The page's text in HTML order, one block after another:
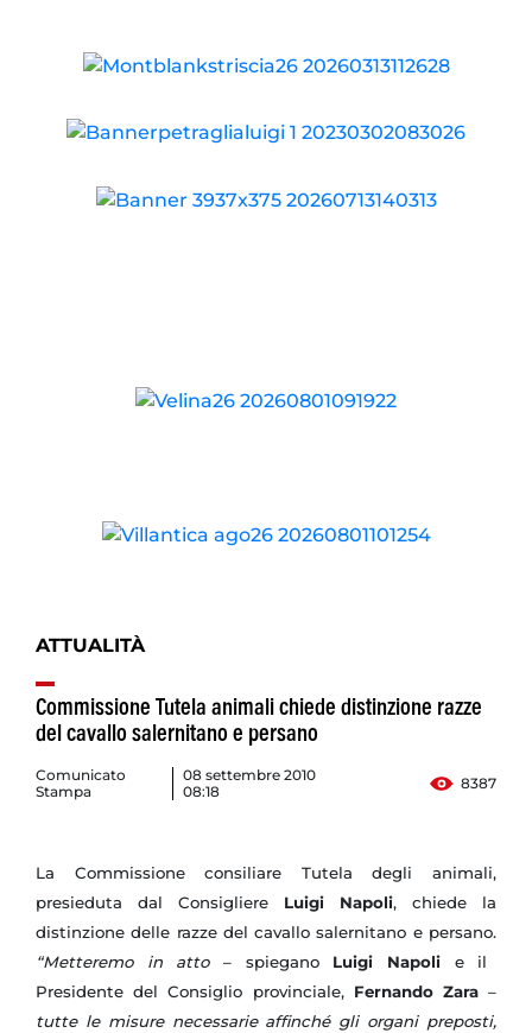
ATTUALITÀ
Commissione Tutela animali chiede distinzione razze
del cavallo salernitano e persano
Comunicato
Stampa
08 settembre 2010
08:18
8387
La Commissione consiliare Tutela degli animali,
presieduta dal Consigliere Luigi Napoli, chiede la
distinzione delle razze del cavallo salernitano e persano.
“Metteremo in atto– spiegano Luigi Napoli e il
Presidente del Consiglio provinciale, Fernando Zara–
tutte le misure necessarie affinché gli organi preposti,